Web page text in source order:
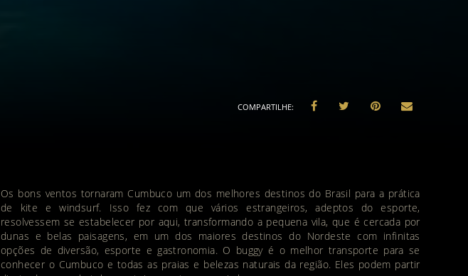
Os bons ventos tornaram Cumbuco um dos melhores destinos do Brasil para a prática
de kite e windsurf. Isso fez com que vários estrangeiros, adeptos do esporte,
resolvessem se estabelecer por aqui, transformando a pequena vila, que é cercada por
dunas e belas paisagens, em um dos maiores destinos do Nordeste com infinitas
opções de diversão, esporte e gastronomia. O buggy é o melhor transporte para se
conhecer o Cumbuco e todas as praias e belezas naturais da região. Eles podem partir